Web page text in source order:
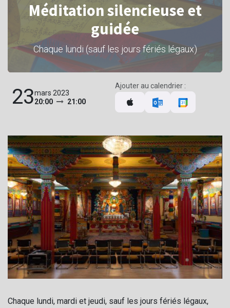
Méditation silencieuse et
guidée
Chaque lundi (sauf les jours fériés légaux)
23mars 2023
20:00
21:00
Ajouter au calendrier :
Chaque lundi, mardi et jeudi, sauf les jours fériés légaux,